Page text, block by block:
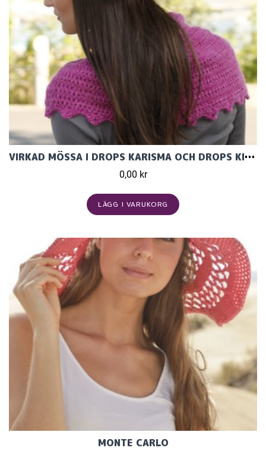
VIRKAD MÖSSA I DROPS KARISMA OCH DROPS KID-SILK
0,00 kr
LÄGG I VARUKORG
MONTE CARLO